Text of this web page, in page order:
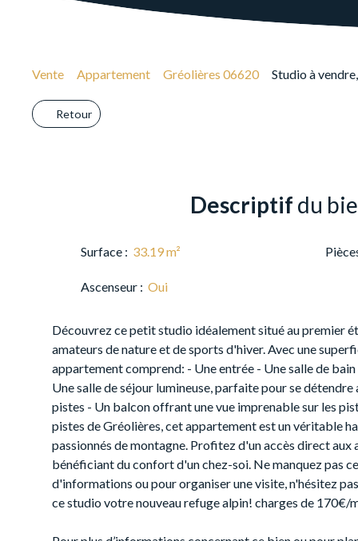
Vente Appartement Gréolières 06620 Studio à
Retour
Descriptif du
Surface : 33.19m²
Ascenseur : Oui
Découvrez ce petit studio idéalement situé au premier
amateurs de nature et de sports d'hiver. Avec une
appartement comprend: - Une entrée - Une salle de
Une salle de séjour lumineuse, parfaite pour se détendre
pistes - Un balcon offrant une vue imprenable sur les
pistes de Gréolières, cet appartement est un véritable
passionnés de montagne. Profitez d'un accès direct
bénéficiant du confort d'un chez-soi. Ne manquez pas
d'informations ou pour organiser une visite, n'hésitez
ce studio votre nouveau refuge alpin! charges de 170€/